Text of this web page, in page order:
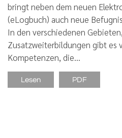
bringt neben dem neuen
(eLogbuch) auch neue
In den verschiedenen
Zusatzweiterbildungen gibt es
Kompetenzen, die…
Lesen PDF